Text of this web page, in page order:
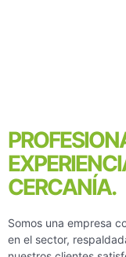
CERCANÍA.
Somos una empresa
en el sector,